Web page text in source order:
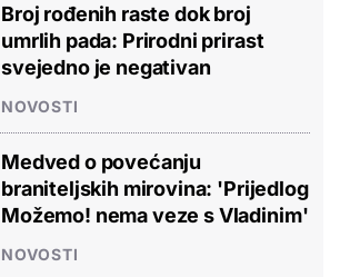
Broj rođenih raste dok broj
umrlih pada: Prirodni prirast
svejedno je negativan
NOVOSTI
Medved o povećanju
braniteljskih mirovina: 'Prijedlog
Možemo! nema veze s Vladinim'
NOVOSTI